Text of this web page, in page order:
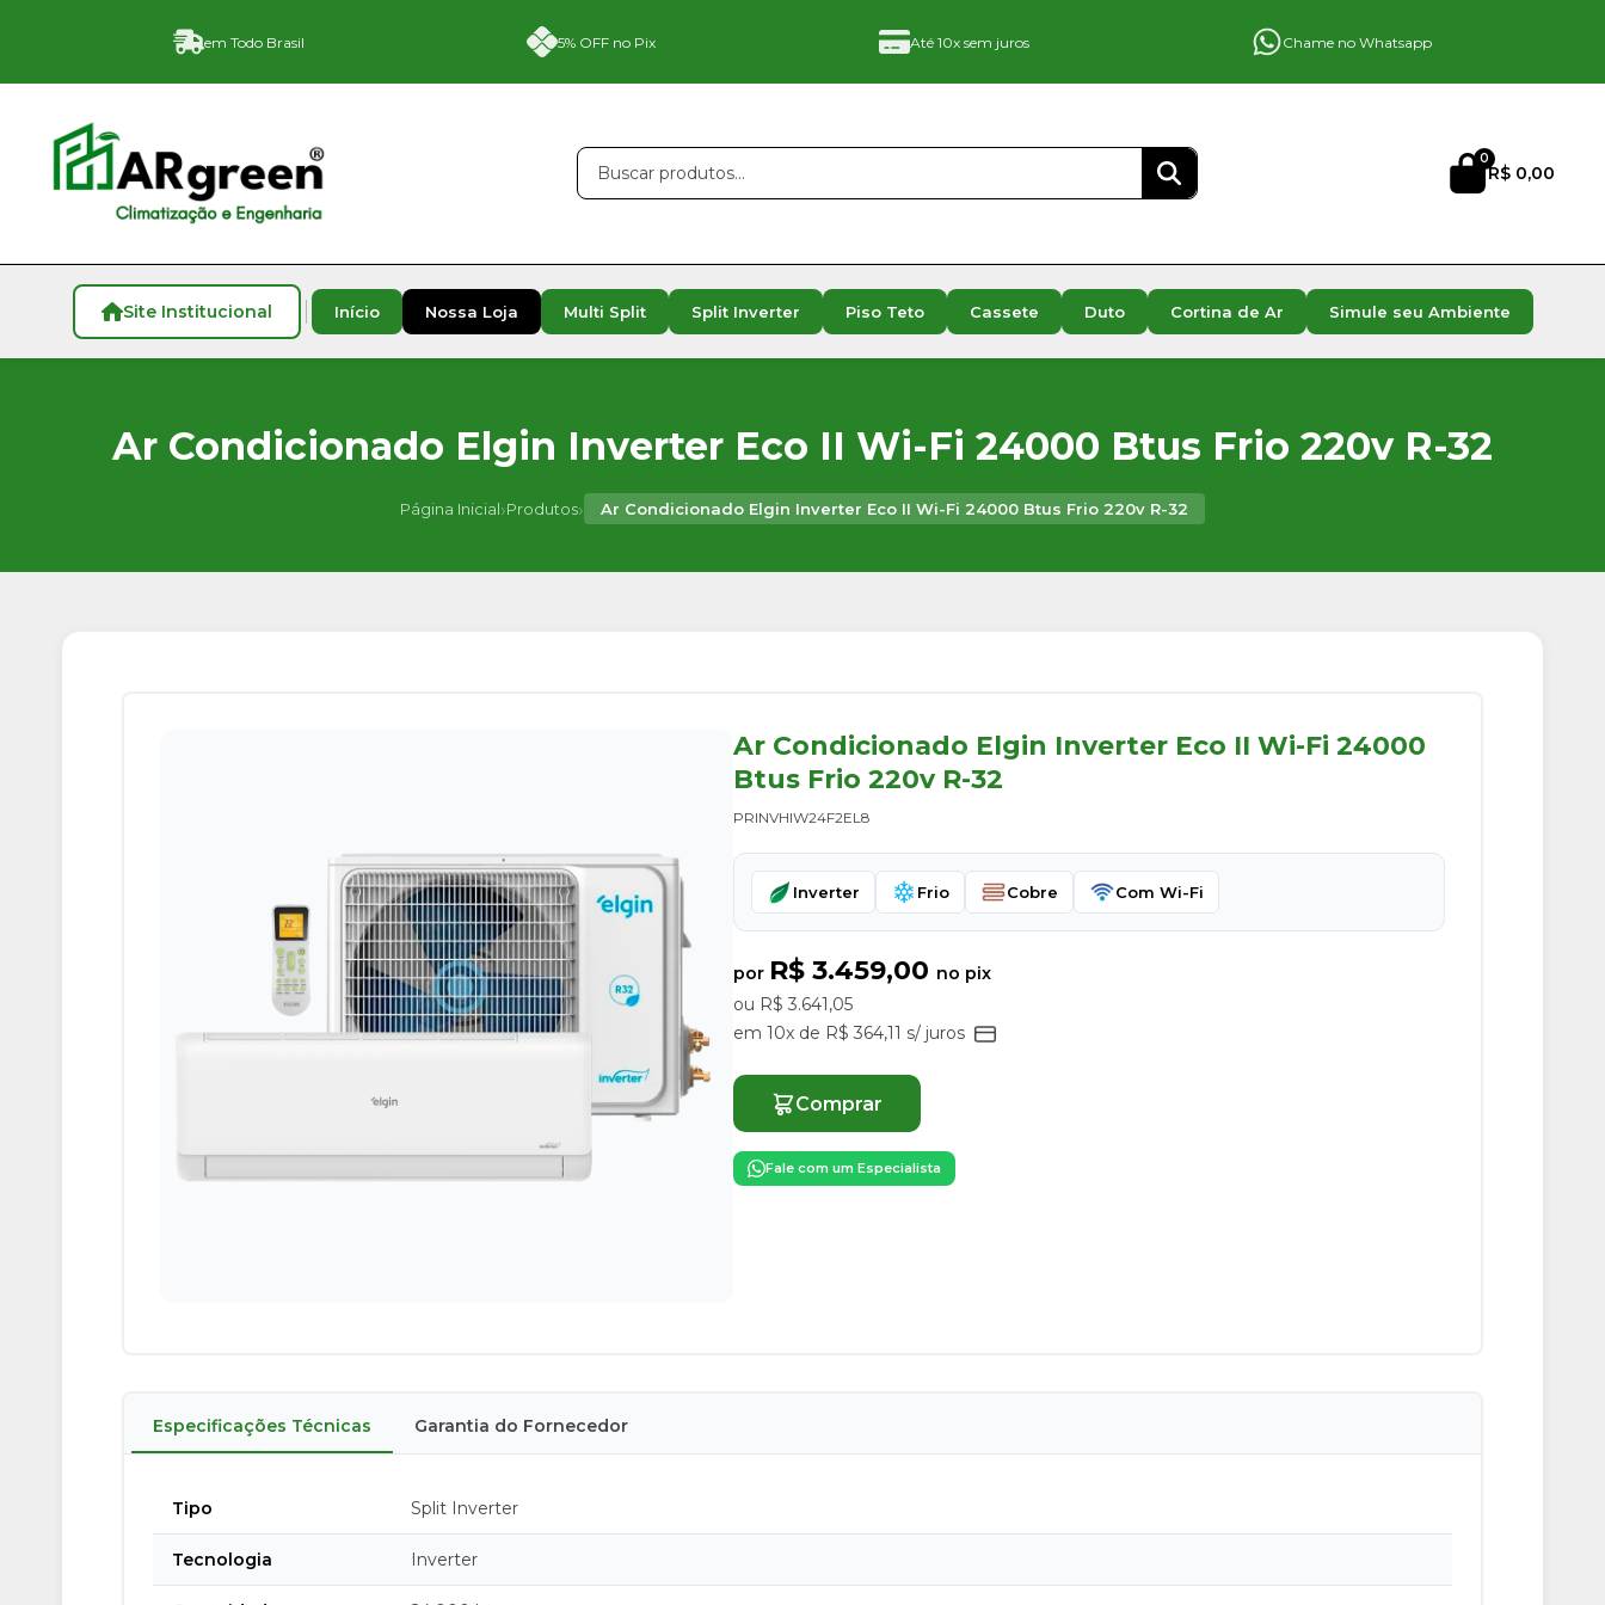
em Todo Brasil 5% OFF no Pix Até 10x sem juros Chame no Whatsapp
0
R$ 0,00
Site Institucional Início Nossa Loja Multi Split Split Inverter Piso Teto Cassete Duto Cortina de Ar Simule seu Ambiente
Ar Condicionado Elgin Inverter Eco II Wi-Fi 24000 Btus Frio 220v R-32
Página Inicial›Produtos› Ar Condicionado Elgin Inverter Eco II Wi-Fi 24000 Btus Frio 220v R-32
Ar Condicionado Elgin Inverter Eco II Wi-Fi 24000
Btus Frio 220v R-32
PRINVHIW24F2EL8
Inverter Frio Cobre Com Wi-Fi
por R$ 3.459,00 no pix
ou R$ 3.641,05
em 10x de R$ 364,11 s/ juros
Comprar
Fale com um Especialista
Especificações Técnicas Garantia do Fornecedor
Tipo Split Inverter
Tecnologia Inverter